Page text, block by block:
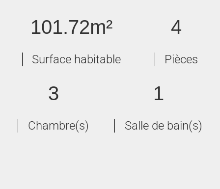
101.72m²
Surface habitable
4
Pièces
3
Chambre(s)
1
Salle de bain(s)